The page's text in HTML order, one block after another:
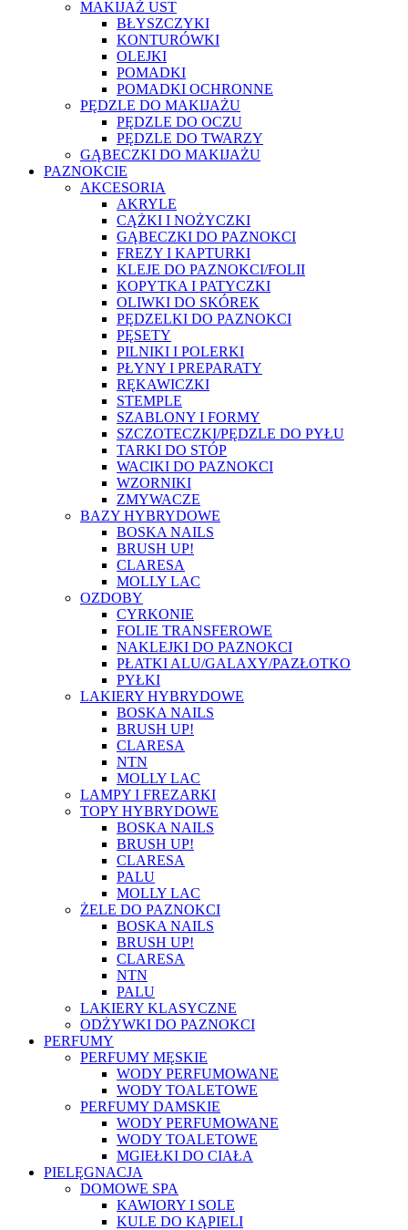
MAKIJAŻ UST
BŁYSZCZYKI
KONTURÓWKI
OLEJKI
POMADKI
POMADKI OCHRONNE
PĘDZLE DO MAKIJAŻU
PĘDZLE DO OCZU
PĘDZLE DO TWARZY
GĄBECZKI DO MAKIJAŻU
PAZNOKCIE
AKCESORIA
AKRYLE
CĄŻKI I NOŻYCZKI
GĄBECZKI DO PAZNOKCI
FREZY I KAPTURKI
KLEJE DO PAZNOKCI/FOLII
KOPYTKA I PATYCZKI
OLIWKI DO SKÓREK
PĘDZELKI DO PAZNOKCI
PĘSETY
PILNIKI I POLERKI
PŁYNY I PREPARATY
RĘKAWICZKI
STEMPLE
SZABLONY I FORMY
SZCZOTECZKI/PĘDZLE DO PYŁU
TARKI DO STÓP
WACIKI DO PAZNOKCI
WZORNIKI
ZMYWACZE
BAZY HYBRYDOWE
BOSKA NAILS
BRUSH UP!
CLARESA
MOLLY LAC
OZDOBY
CYRKONIE
FOLIE TRANSFEROWE
NAKLEJKI DO PAZNOKCI
PŁATKI ALU/GALAXY/PAZŁOTKO
PYŁKI
LAKIERY HYBRYDOWE
BOSKA NAILS
BRUSH UP!
CLARESA
NTN
MOLLY LAC
LAMPY I FREZARKI
TOPY HYBRYDOWE
BOSKA NAILS
BRUSH UP!
CLARESA
PALU
MOLLY LAC
ŻELE DO PAZNOKCI
BOSKA NAILS
BRUSH UP!
CLARESA
NTN
PALU
LAKIERY KLASYCZNE
ODŻYWKI DO PAZNOKCI
PERFUMY
PERFUMY MĘSKIE
WODY PERFUMOWANE
WODY TOALETOWE
PERFUMY DAMSKIE
WODY PERFUMOWANE
WODY TOALETOWE
MGIEŁKI DO CIAŁA
PIELĘGNACJA
DOMOWE SPA
KAWIORY I SOLE
KULE DO KĄPIELI